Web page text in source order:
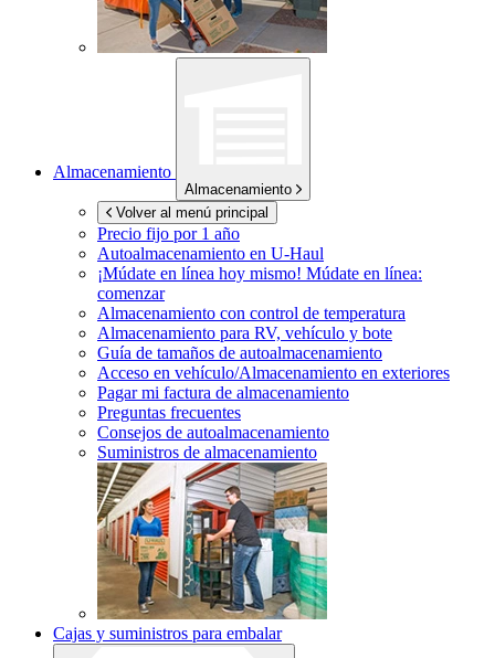
Almacenamiento
Almacenamiento
Volver al menú principal
Precio fijo por 1 año
Autoalmacenamiento en U-Haul
¡Múdate en línea hoy mismo! Múdate en línea:
comenzar
Almacenamiento con control de temperatura
Almacenamiento para RV, vehículo y bote
Guía de tamaños de autoalmacenamiento
Acceso en vehículo/Almacenamiento en exteriores
Pagar mi factura de almacenamiento
Preguntas frecuentes
Consejos de autoalmacenamiento
Suministros de almacenamiento
Cajas y suministros para embalar